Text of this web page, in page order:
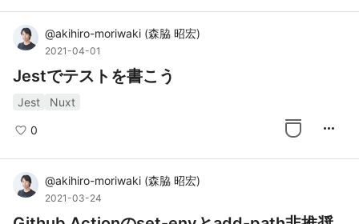
@akihiro-moriwaki (森脇 昭宏)
2021-04-01
Jestでテストを書こう
Jest Nuxt
0 more_horiz
@akihiro-moriwaki (森脇 昭宏)
2021-03-24